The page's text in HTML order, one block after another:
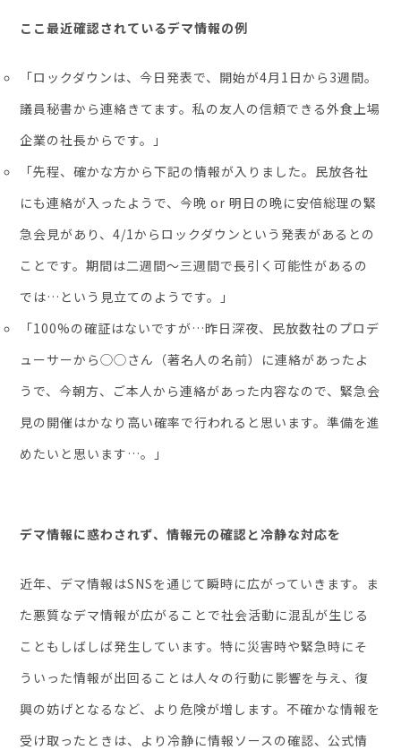
ここ最近確認されているデマ情報の例
「ロックダウンは、今日発表で、開始が4月1日から3週間。
議員秘書から連絡きてます。私の友人の信頼できる外食上場
企業の社長からです。」
「先程、確かな方から下記の情報が入りました。民放各社
にも連絡が入ったようで、今晩 or 明日の晩に安倍総理の緊
急会見があり、4/1からロックダウンという発表があるとの
ことです。期間は二週間〜三週間で長引く可能性があるの
では…という見立てのようです。」
「100%の確証はないですが…昨日深夜、民放数社のプロデ
ューサーから◯◯さん（著名人の名前）に連絡があったよ
うで、今朝方、ご本人から連絡があった内容なので、緊急会
見の開催はかなり高い確率で行われると思います。準備を進
めたいと思います…。」
デマ情報に惑わされず、情報元の確認と冷静な対応を
近年、デマ情報はSNSを通じて瞬時に広がっていきます。ま
た悪質なデマ情報が広がることで社会活動に混乱が生じる
こともしばしば発生しています。特に災害時や緊急時にそ
ういった情報が出回ることは人々の行動に影響を与え、復
興の妨げとなるなど、より危険が増します。不確かな情報を
受け取ったときは、より冷静に情報ソースの確認、公式情